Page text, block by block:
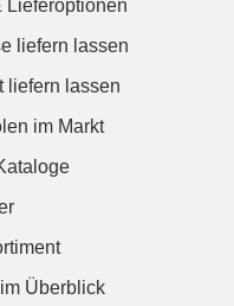
Lieferoptionen
liefern lassen
liefern lassen
im Markt
Überblick